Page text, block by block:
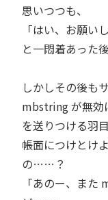
思いつつも、
「はい、お願い
と一悶着あった
しかしその後も
mbstring が無効
を送りつける羽
帳面につけとけ
の……？
「あのー、ま